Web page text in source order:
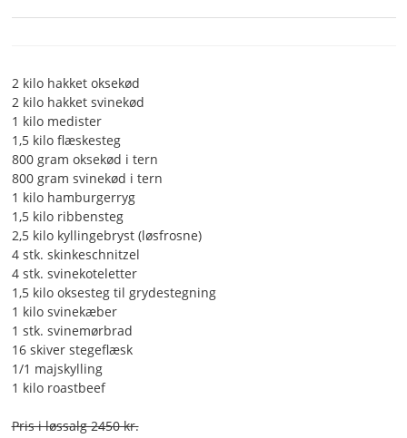
2 kilo hakket oksekød
2 kilo hakket svinekød
1 kilo medister
1,5 kilo flæskesteg
800 gram oksekød i tern
800 gram svinekød i tern
1 kilo hamburgerryg
1,5 kilo ribbensteg
2,5 kilo kyllingebryst (løsfrosne)
4 stk. skinkeschnitzel
4 stk. svinekoteletter
1,5 kilo oksesteg til grydestegning
1 kilo svinekæber
1 stk. svinemørbrad
16 skiver stegeflæsk
1/1 majskylling
1 kilo roastbeef
Pris i løssalg 2450 kr.